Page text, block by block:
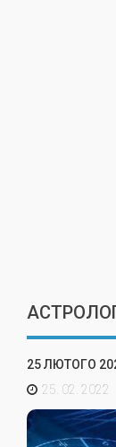
25 ЛЮТОГО
25. 02. 2022